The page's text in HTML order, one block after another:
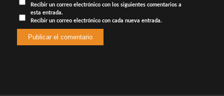
Recibir un correo electrónico con los siguientes comentarios a
esta entrada.
Recibir un correo electrónico con cada nueva entrada.